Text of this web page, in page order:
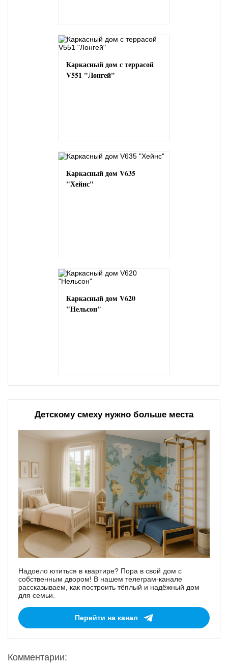
Каркасный дом с террасой
V551 "Лонгей"
Каркасный дом V635
"Хейнс"
Каркасный дом V620
"Нельсон"
Детскому смеху нужно больше места
Надоело ютиться в квартире? Пора в свой дом с
собственным двором! В нашем телеграм-канале
рассказываем, как построить тёплый и надёжный дом
для семьи.
Перейти на канал
Комментарии: